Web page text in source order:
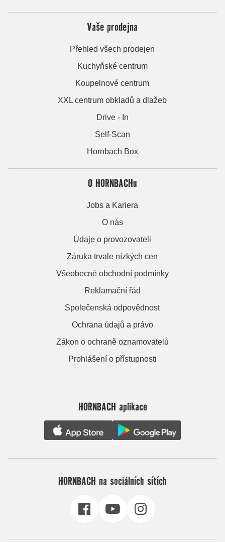
Vaše prodejna
Přehled všech prodejen
Kuchyňské centrum
Koupelnové centrum
XXL centrum obkladů a dlažeb
Drive - In
Self-Scan
Hornbach Box
O HORNBACHu
Jobs a Kariera
O nás
Údaje o provozovateli
Záruka trvale nízkých cen
Všeobecné obchodní podmínky
Reklamační řád
Společenská odpovědnost
Ochrana údajů a právo
Zákon o ochraně oznamovatelů
Prohlášení o přístupnosti
HORNBACH aplikace
HORNBACH na sociálních sítích